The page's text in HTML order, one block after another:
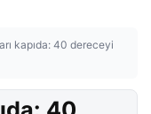
kapıda: 40 dereceyi